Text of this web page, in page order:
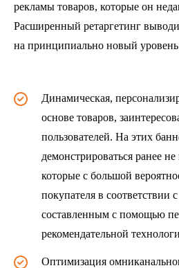
рекламы товаров, которые он
Расширенный ретаргетинг
на принципиально новый
Динамическая,
основе товаров,
пользователей. На этих
демонстрироваться ранее
которые с большой
покупателя в соответствии
составленным с помощью
рекомендательной
Оптимизация